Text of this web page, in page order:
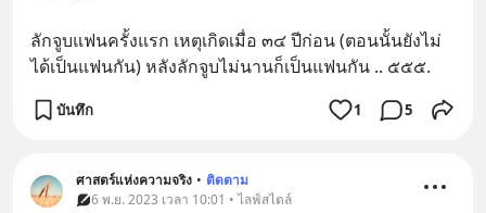
ลักจูบแฟนครั้งแรก เหตุเกิดเมื่อ ๓๔ ปีก่อน (ตอนนั้นยังไม่
ได้เป็นแฟนกัน) หลังลักจูบไม่นานก็เป็นแฟนกัน .. ๕๕๕.
บันทึก 1 5
ศาสตร์แห่งความจริง • ติดตาม
6 พ.ย. 2023 เวลา 10:01 • ไลฟ์สไตล์